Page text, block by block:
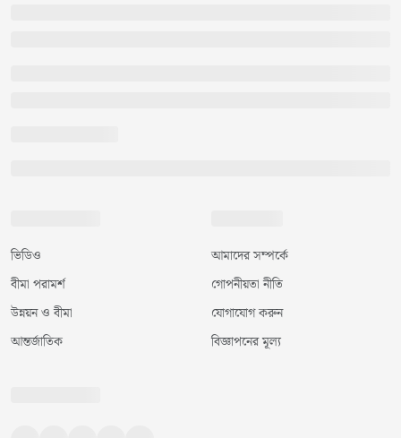
ভিডিও
বীমা পরামর্শ
উন্নয়ন ও বীমা
আন্তর্জাতিক
আমাদের সম্পর্কে
গোপনীয়তা নীতি
যোগাযোগ করুন
বিজ্ঞাপনের মূল্য